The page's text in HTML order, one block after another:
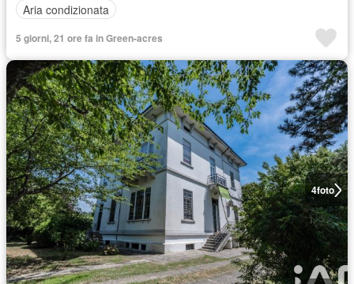
Aria condizionata
5 giorni, 21 ore fa in Green-acres
4foto